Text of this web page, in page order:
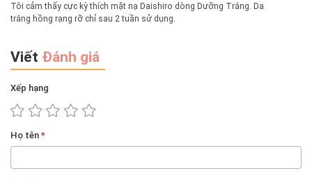
Tôi cảm thấy cực kỳ thích mặt nạ Daishiro dòng Dưỡng Trắng. Da
trắng hồng rạng rỡ chỉ sau 2 tuần sử dụng.
Viết Đánh giá
Xếp hạng
Họ tên *